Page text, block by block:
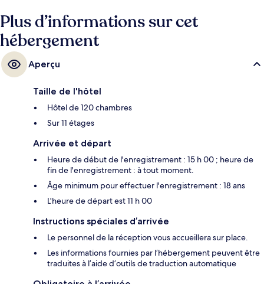
Plus d’informations sur cet
hébergement
Aperçu
Taille de l'hôtel
Hôtel de 120 chambres
Sur 11 étages
Arrivée et départ
Heure de début de l'enregistrement : 15 h 00 ; heure de
fin de l'enregistrement : à tout moment.
Âge minimum pour effectuer l'enregistrement : 18 ans
L'heure de départ est 11 h 00
Instructions spéciales d’arrivée
Le personnel de la réception vous accueillera sur place.
Les informations fournies par l’hébergement peuvent être
traduites à l’aide d’outils de traduction automatique